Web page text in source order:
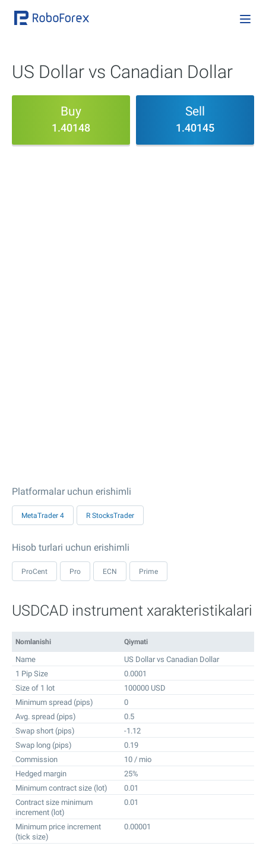
US Dollar vs Canadian Dollar
Buy
1.40148
Sell
1.40145
Platformalar uchun erishimli
MetaTrader 4 R StocksTrader
Hisob turlari uchun erishimli
ProCent Pro ECN Prime
USDCAD instrument xarakteristikalari
Nomlanishi Qiymati
Name
US Dollar vs Canadian Dollar
1 Pip Size
0.0001
Size of 1 lot
100000 USD
Minimum spread (pips)
0
Avg. spread (pips)
0.5
Swap short (pips)
-1.12
Swap long (pips)
0.19
Commission
10 / mio
Hedged margin
25%
Minimum contract size (lot)
0.01
Contract size minimum
increment (lot)
0.01
Minimum price increment
(tick size)
0.00001